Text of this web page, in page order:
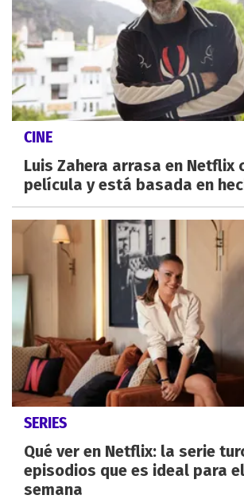
CINE
Luis Zahera arrasa en Netflix
película y está basada en
SERIES
Qué ver en Netflix: la serie
episodios que es ideal para
semana